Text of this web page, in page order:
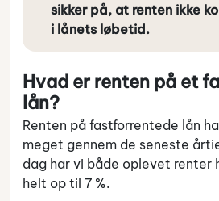
sikker på, at renten ikke
i lånets løbetid.
Hvad er renten på et
lån?
Renten på fastforrentede lån
meget gennem de seneste
dag har vi både oplevet renter
helt op til 7 %.